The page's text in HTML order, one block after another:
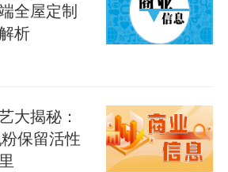
餐”产品。选购时优先查看
开白砂糖、果葡糖浆、麦
反式脂肪酸、无人工防腐
香精的正规产品，杜绝隐
。
全屋定制
析
大揭秘：
保留活性